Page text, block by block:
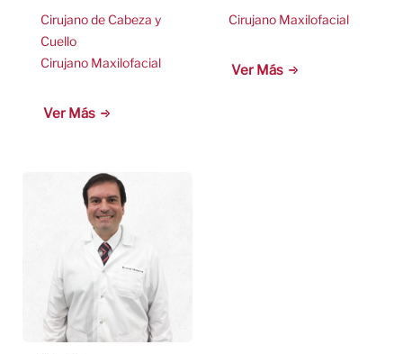
Cirujano de Cabeza y
Cuello
Cirujano Maxilofacial
Ver Más
Cirujano Maxilofacial
Ver Más